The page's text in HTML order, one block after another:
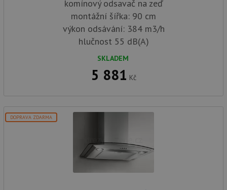
komínový odsavač na zeď
montážní šířka: 90 cm
výkon odsávání: 384 m3/h
hlučnost 55 dB(A)
SKLADEM
5 881 Kč
DOPRAVA ZDARMA